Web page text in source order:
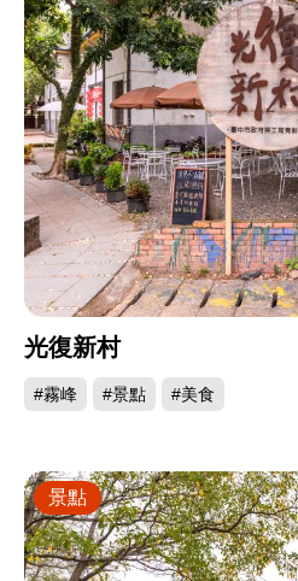
光復新村
#霧峰 #景點 #美食
景點